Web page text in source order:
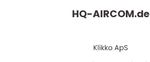
HQ-AIRCOM.de